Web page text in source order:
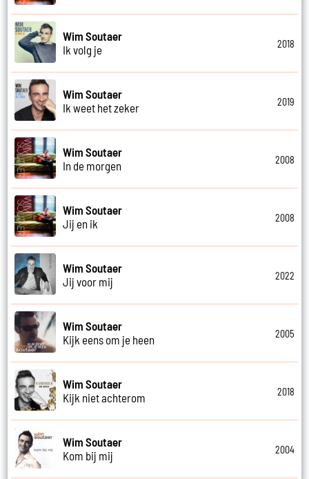
Wim Soutaer
Ik volg je
2018
Wim Soutaer
Ik weet het zeker
2019
Wim Soutaer
In de morgen
2008
Wim Soutaer
Jij en ik
2008
Wim Soutaer
Jij voor mij
2022
Wim Soutaer
Kijk eens om je heen
2005
Wim Soutaer
Kijk niet achterom
2018
Wim Soutaer
Kom bij mij
2004